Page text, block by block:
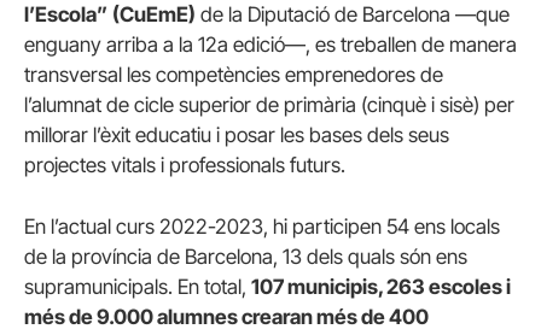
l’Escola” (CuEmE) de la Diputació de Barcelona —que
enguany arriba a la 12a edició—, es treballen de manera
transversal les competències emprenedores de
l’alumnat de cicle superior de primària (cinquè i sisè) per
millorar l’èxit educatiu i posar les bases dels seus
projectes vitals i professionals futurs.
En l’actual curs 2022-2023, hi participen 54 ens locals
de la província de Barcelona, 13 dels quals són ens
supramunicipals. En total, 107 municipis, 263 escoles i
més de 9.000 alumnes crearan més de 400